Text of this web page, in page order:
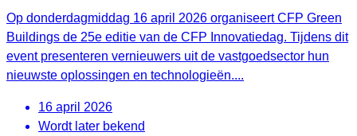
Op donderdagmiddag 16 april 2026 organiseert CFP Green
Buildings de 25e editie van de CFP Innovatiedag. Tijdens dit
event presenteren vernieuwers uit de vastgoedsector hun
nieuwste oplossingen en technologieën....
16 april 2026
Wordt later bekend